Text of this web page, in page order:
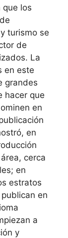
que los
turismo se
de
La
​​en este
grandes
hacer que
en
en
cerca
en
estratos
en
a
y